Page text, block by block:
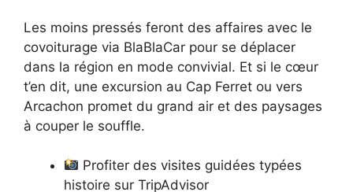
Les moins pressés feront des affaires avec le
covoiturage via BlaBlaCar pour se déplacer
dans la région en mode convivial. Et si le cœur
t’en dit, une excursion au Cap Ferret ou vers
Arcachon promet du grand air et des paysages
à couper le souffle.
Profiter des visites guidées typées
histoire sur TripAdvisor